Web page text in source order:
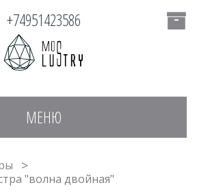
МЕНЮ
+74951423586
"волна двойная"